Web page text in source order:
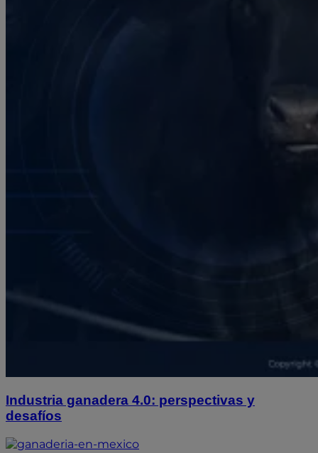
Industria ganadera 4.0: perspectivas y
desafíos